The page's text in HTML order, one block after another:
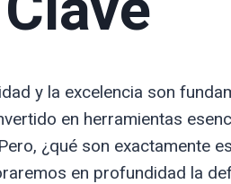
y la excelencia son
en herramientas
¿qué son exactamente
en profundidad la